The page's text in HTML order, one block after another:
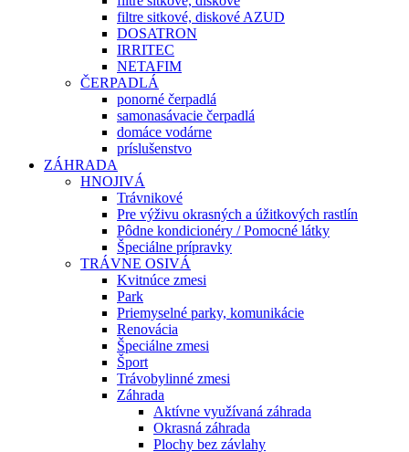
filtre sitkové, diskové AZUD
DOSATRON
IRRITEC
NETAFIM
ČERPADLÁ
ponorné čerpadlá
samonasávacie čerpadlá
domáce vodárne
príslušenstvo
ZÁHRADA
HNOJIVÁ
Trávnikové
Pre výživu okrasných a úžitkových rastlín
Pôdne kondicionéry / Pomocné látky
Špeciálne prípravky
TRÁVNE OSIVÁ
Kvitnúce zmesi
Park
Priemyselné parky, komunikácie
Renovácia
Špeciálne zmesi
Šport
Trávobylinné zmesi
Záhrada
Aktívne využívaná záhrada
Okrasná záhrada
Plochy bez závlahy